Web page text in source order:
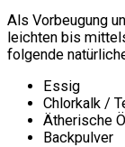
Als Vorbeugung
leichten bis
folgende
Essig
Chlorkalk /
Ätherische
Backpulver